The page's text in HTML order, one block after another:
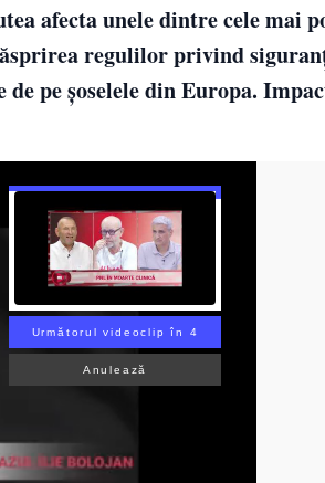
afecta unele dintre cele mai
regulilor privind
pe șoselele din Europa.
Următorul videoclip în 3
Anulează